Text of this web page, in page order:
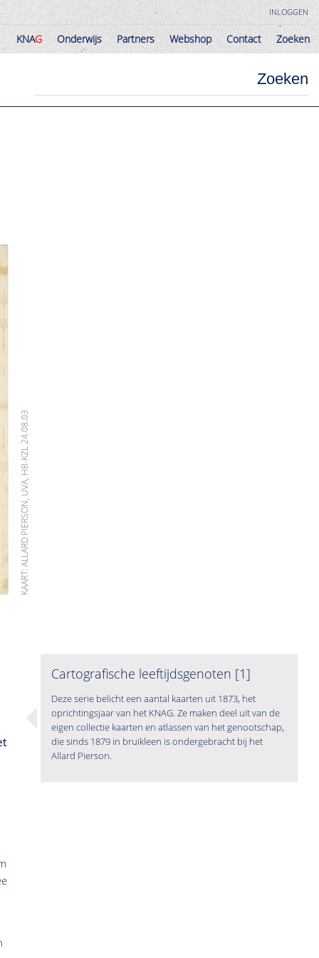
INLOGGEN
KNAG Onderwijs Partners Webshop Contact Zoeken
KAART: ALLARD PIERSON, UVA, HB-KZL 24.08.03
Cartografische leeftijdsgenoten [1]
Deze serie belicht een aantal kaarten uit 1873, het
oprichtingsjaar van het KNAG. Ze maken deel uit van de
eigen collectie kaarten en atlassen van het genootschap,
die sinds 1879 in bruikleen is ondergebracht bij het
Allard Pierson.